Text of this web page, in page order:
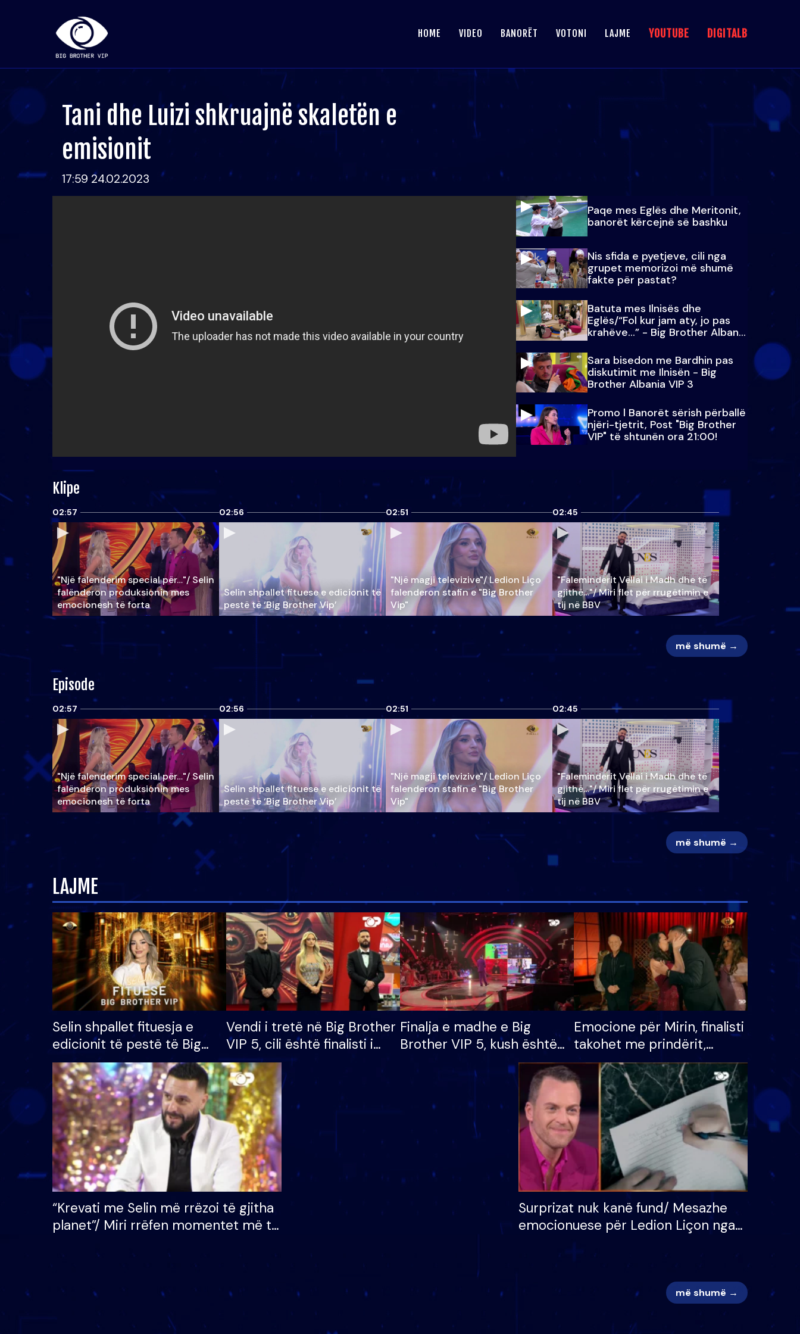
HOME VIDEO BANORËT VOTONI LAJME YOUTUBE DIGITALB
Tani dhe Luizi shkruajnë skaletën e
emisionit
17:59 24.02.2023
Paqe mes Eglës dhe Meritonit,
banorët kërcejnë së bashku
Nis sfida e pyetjeve, cili nga
grupet memorizoi më shumë
fakte për pastat?
Batuta mes Ilnisës dhe
Eglës/“Fol kur jam aty, jo pas
krahëve…” - Big Brother Albania
VIP 3
Sara bisedon me Bardhin pas
diskutimit me Ilnisën - Big
Brother Albania VIP 3
Promo l Banorët sërish përballë
njëri-tjetrit, Post "Big Brother
VIP" të shtunën ora 21:00!
Klipe
02:57
"Një falenderim special për…"/ Selin
falënderon produksionin mes
emocionesh të forta
02:56
Selin shpallet fituese e edicionit të
pestë të ‘Big Brother Vip’
02:51
"Një magji televizive"/ Ledion Liço
falenderon stafin e "Big Brother
Vip"
02:45
"Faleminderit Vëllai i Madh dhe të
gjithë…"/ Miri flet për rrugëtimin e
tij në BBV
më shumë →
Episode
02:57
"Një falenderim special për…"/ Selin
falënderon produksionin mes
emocionesh të forta
02:56
Selin shpallet fituese e edicionit të
pestë të ‘Big Brother Vip’
02:51
"Një magji televizive"/ Ledion Liço
falenderon stafin e "Big Brother
Vip"
02:45
"Faleminderit Vëllai i Madh dhe të
gjithë…"/ Miri flet për rrugëtimin e
tij në BBV
më shumë →
LAJME
Selin shpallet fituesja e
edicionit të pestë të Big
Brother VIP, rrëmben
çmimin e madh prej 100
mijë eurosh
Vendi i tretë në Big Brother
VIP 5, cili është finalisti i
radhës që lë shtëpinë
Finalja e madhe e Big
Brother VIP 5, kush është
banori i parë që lë shtëpinë
dhe humb mundësinë për
të fituar çmimin e madh
Emocione për Mirin, finalisti
takohet me prindërit,
vajzën dhe bashkëshorten:
S’kemi ndonjë letër divorci
apo jo?
“Krevati me Selin më rrëzoi të gjitha
planet”/ Miri rrëfen momentet më të
mungojë zilja e mëngjesit kur…
Surprizat nuk kanë fund/ Mesazhe
emocionuese për Ledion Liçon nga
më shumë →